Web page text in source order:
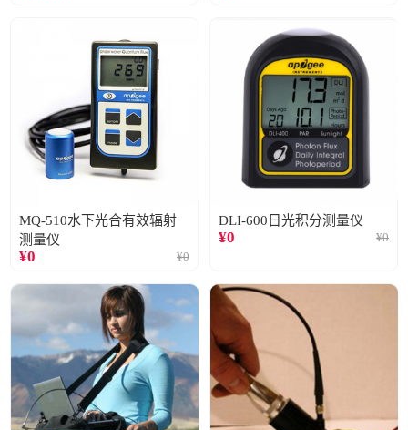
MQ-510水下光合有效辐射
测量仪
¥0 ¥0
DLI-600日光积分测量仪
¥0 ¥0